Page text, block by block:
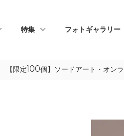
特集 フォトギャラリー
【限定100個】ソードアート・オン